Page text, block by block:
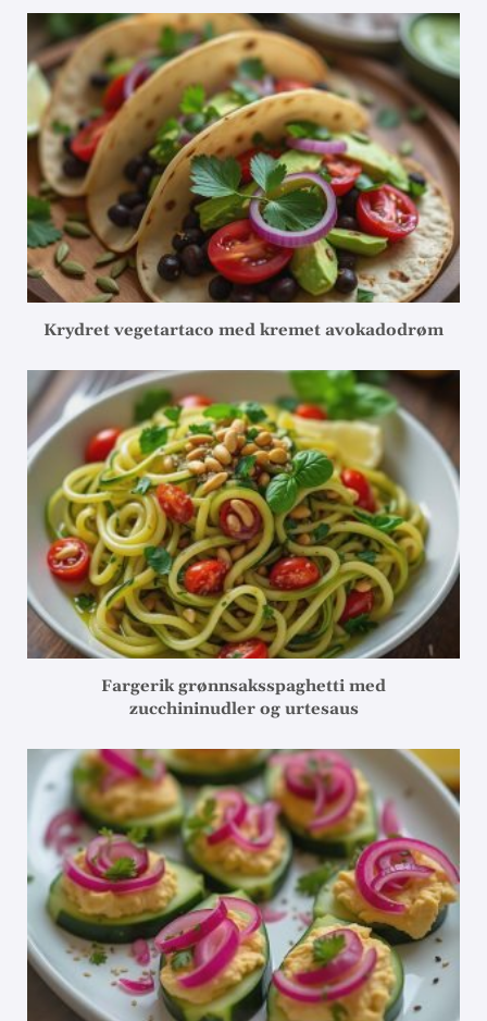
Krydret vegetartaco med kremet avokadodrøm
Fargerik grønnsaksspaghetti med
zucchininudler og urtesaus